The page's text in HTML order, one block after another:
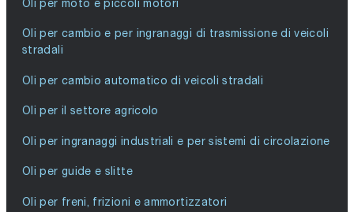
Oli per cambio e per ingranaggi di trasmissione di veicoli
stradali
Oli per cambio automatico di veicoli stradali
Oli per il settore agricolo
Oli per ingranaggi industriali e per sistemi di circolazione
Oli per guide e slitte
Oli per freni, frizioni e ammortizzatori